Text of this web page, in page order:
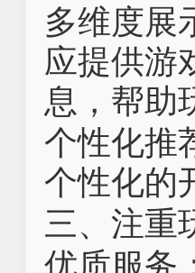
多维度展
应提供游
息，帮助
个性化推
个性化的
三、注重
优质服务‌